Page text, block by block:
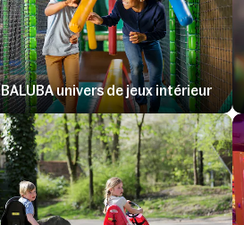
BALUBA univers de jeux intérieur